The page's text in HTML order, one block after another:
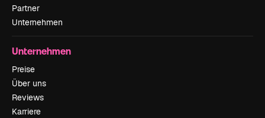
Partner
Unternehmen
Unternehmen
Preise
Über uns
Reviews
Karriere